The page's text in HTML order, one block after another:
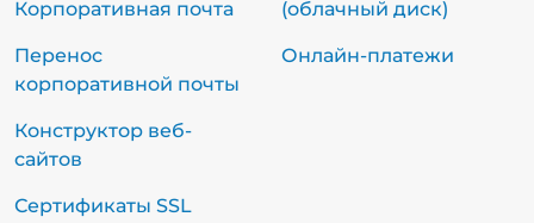
Корпоративная почта
Перенос
корпоративной почты
Конструктор веб-
сайтов
Сертификаты SSL
(облачный диск)
Онлайн-платежи